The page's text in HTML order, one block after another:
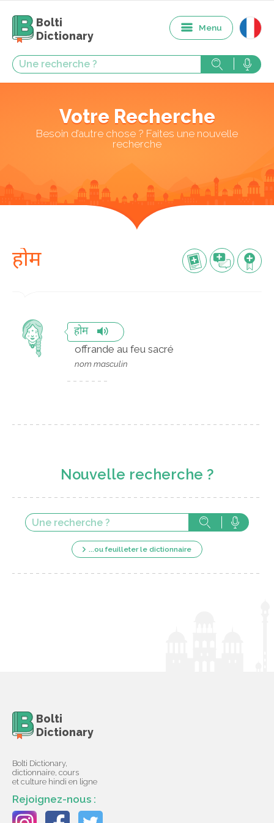
Bolti
Dictionary
Menu
Votre Recherche
Besoin d’autre chose ? Faites une nouvelle
recherche
होम
होम
offrande au feu sacré
nom masculin
Nouvelle recherche ?
...ou feuilleter le dictionnaire
Bolti
Dictionary
Bolti Dictionary,
dictionnaire, cours
et culture hindi en ligne
Rejoignez-nous :